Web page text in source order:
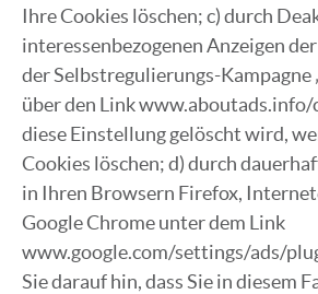
Ihre Cookies löschen; c) durch
interessenbezogenen Anzeigen
der Selbstregulierungs-Kampagne
über den Link www.aboutads.info/
diese Einstellung gelöscht wird,
Cookies löschen; d) durch
in Ihren Browsern Firefox,
Google Chrome unter dem Link
www.google.com/settings/ads/
Sie darauf hin, dass Sie in diesem